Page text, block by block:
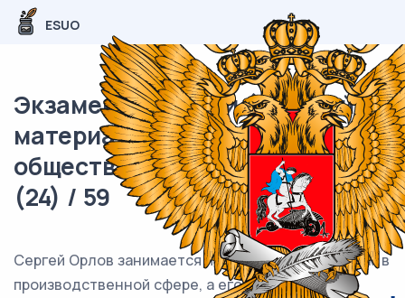
ESUO
Экзаменационный (типовой)
материал ОГЭ /
обществознание / 19 задания
(24) / 59
Сергей Орлов занимается предпринимательством в
производственной сфере, а его друг Александр